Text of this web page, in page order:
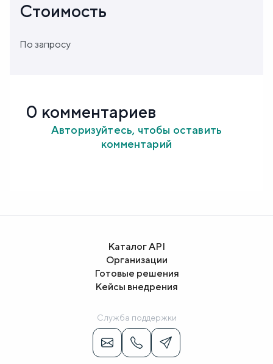
Стоимость
По запросу
0 комментариев
Авторизуйтесь, чтобы оставить
комментарий
Каталог API
Организации
Готовые решения
Кейсы внедрения
Служба поддержки